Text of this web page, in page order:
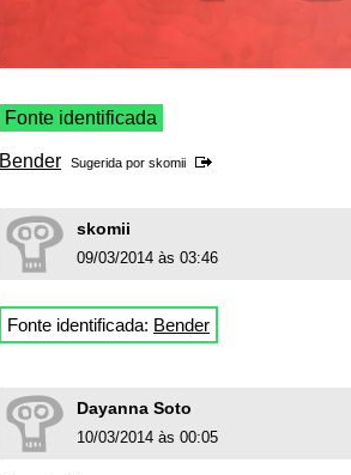
Fonte identificada
Bender Sugerida por skomii
skomii
09/03/2014 às 03:46
Fonte identificada: Bender
Dayanna Soto
10/03/2014 às 00:05